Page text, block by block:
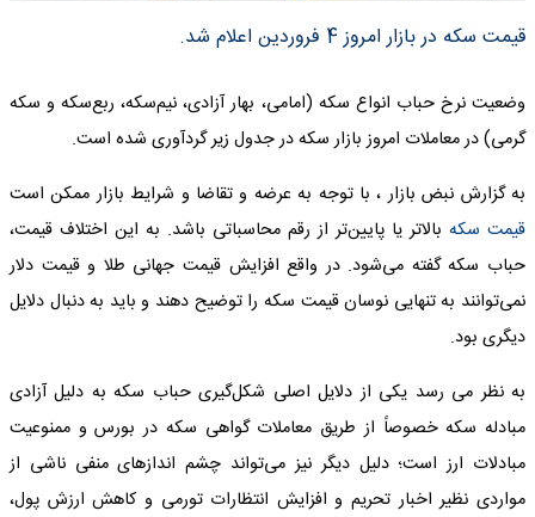
قیمت سکه در بازار امروز 4 فروردین اعلام شد.
وضعیت نرخ حباب انواع سکه (امامی، بهار آزادی، نیم‌سکه، ربع‌سکه و سکه
گرمی) در معاملات امروز بازار سکه در جدول زیر گردآوری شده است.
به گزارش نبض بازار ، با توجه به عرضه و تقاضا و شرایط بازار ممکن است
قیمت سکه بالاتر یا پایین‌تر از رقم محاسباتی باشد. به این اختلاف قیمت،
حباب سکه گفته می‌شود. در واقع افزایش قیمت جهانی طلا و قیمت دلار
نمی‌توانند به تنهایی نوسان قیمت سکه را توضیح دهند و باید به دنبال دلایل
دیگری بود.
به نظر می­ رسد یکی از دلایل اصلی شکل‌گیری حباب سکه به دلیل آزادی
مبادله سکه خصوصاً از طریق معاملات گواهی سکه در بورس و ممنوعیت
مبادلات ارز است؛ دلیل دیگر نیز می‌تواند چشم انداز‌های منفی ناشی از
مواردی نظیر اخبار تحریم و افزایش انتظارات تورمی و کاهش ارزش پول،